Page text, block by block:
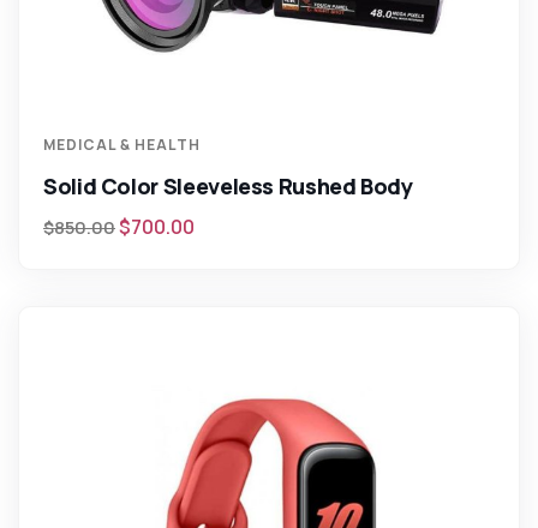
MEDICAL & HEALTH
Solid Color Sleeveless Rushed Body
$850.00$700.00